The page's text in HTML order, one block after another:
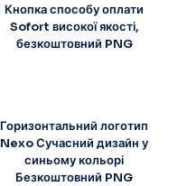
Кнопка способу оплати
Sofort високої якості,
безкоштовний PNG
Горизонтальний логотип
Nexo Сучасний дизайн у
синьому кольорі
Безкоштовний PNG